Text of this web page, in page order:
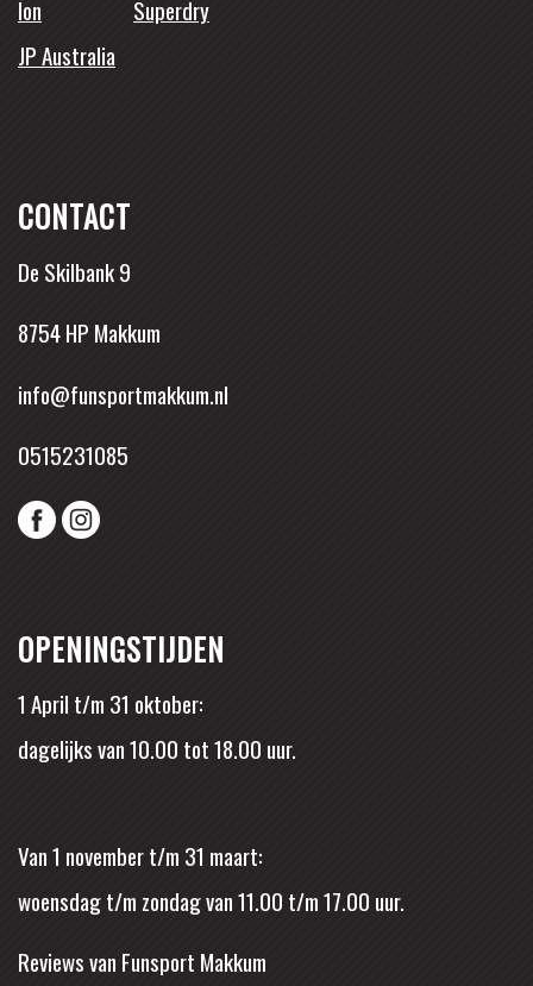
Ion
Superdry
JP Australia
CONTACT
De Skilbank 9
8754 HP Makkum
info@funsportmakkum.nl
0515231085
OPENINGSTIJDEN
1 April t/m 31 oktober:
dagelijks van 10.00 tot 18.00 uur.
Van 1 november t/m 31 maart:
woensdag t/m zondag van 11.00 t/m 17.00 uur.
Reviews van Funsport Makkum